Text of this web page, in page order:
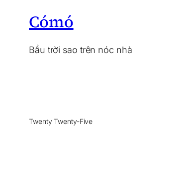
Cómó
Bầu trời sao trên nóc nhà
Twenty Twenty-Five